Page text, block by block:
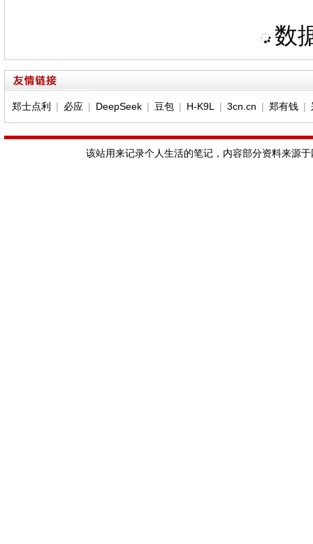
数
郑士点利 | 必应 | DeepSeek| 豆包| H-K9L | 3cn.cn | 郑有钱|
该站用来记录个人生活的笔记，内容部分资料来源